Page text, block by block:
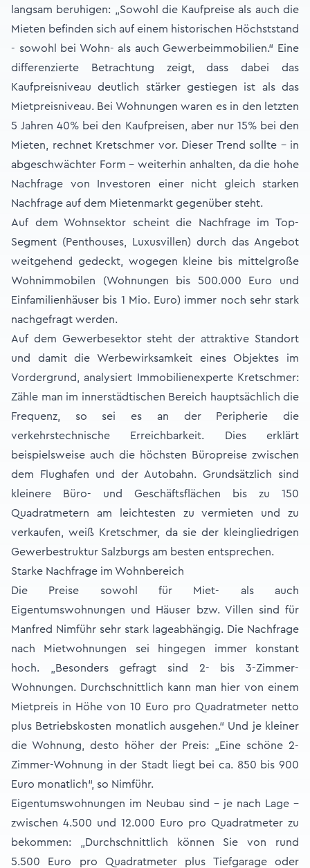
langsam beruhigen: „Sowohl die Kaufpreise als auch die
Mieten befinden sich auf einem historischen Höchststand
- sowohl bei Wohn- als auch Gewerbeimmobilien.“ Eine
differenzierte Betrachtung zeigt, dass dabei das
Kaufpreisniveau deutlich stärker gestiegen ist als das
Mietpreisniveau. Bei Wohnungen waren es in den letzten
5 Jahren 40% bei den Kaufpreisen, aber nur 15% bei den
Mieten, rechnet Kretschmer vor. Dieser Trend sollte - in
abgeschwächter Form - weiterhin anhalten, da die hohe
Nachfrage von Investoren einer nicht gleich starken
Nachfrage auf dem Mietenmarkt gegenüber steht.
Auf dem Wohnsektor scheint die Nachfrage im Top-
Segment (Penthouses, Luxusvillen) durch das Angebot
weitgehend gedeckt, wogegen kleine bis mittelgroße
Wohnimmobilen (Wohnungen bis 500.000 Euro und
Einfamilienhäuser bis 1 Mio. Euro) immer noch sehr stark
nachgefragt werden.
Auf dem Gewerbesektor steht der attraktive Standort
und damit die Werbewirksamkeit eines Objektes im
Vordergrund, analysiert Immobilienexperte Kretschmer:
Zähle man im innerstädtischen Bereich hauptsächlich die
Frequenz, so sei es an der Peripherie die
verkehrstechnische Erreichbarkeit. Dies erklärt
beispielsweise auch die höchsten Büropreise zwischen
dem Flughafen und der Autobahn. Grundsätzlich sind
kleinere Büro- und Geschäftsflächen bis zu 150
Quadratmetern am leichtesten zu vermieten und zu
verkaufen, weiß Kretschmer, da sie der kleingliedrigen
Gewerbestruktur Salzburgs am besten entsprechen.
Starke Nachfrage im Wohnbereich
Die Preise sowohl für Miet- als auch
Eigentumswohnungen und Häuser bzw. Villen sind für
Manfred Nimführ sehr stark lageabhängig. Die Nachfrage
nach Mietwohnungen sei hingegen immer konstant
hoch. „Besonders gefragt sind 2- bis 3-Zimmer-
Wohnungen. Durchschnittlich kann man hier von einem
Mietpreis in Höhe von 10 Euro pro Quadratmeter netto
plus Betriebskosten monatlich ausgehen.“ Und je kleiner
die Wohnung, desto höher der Preis: „Eine schöne 2-
Zimmer-Wohnung in der Stadt liegt bei ca. 850 bis 900
Euro monatlich“, so Nimführ.
Eigentumswohnungen im Neubau sind - je nach Lage –
zwischen 4.500 und 12.000 Euro pro Quadratmeter zu
bekommen: „Durchschnittlich können Sie von rund
5.500 Euro pro Quadratmeter plus Tiefgarage oder